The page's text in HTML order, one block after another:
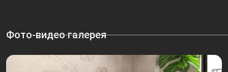
Фото-видео галерея